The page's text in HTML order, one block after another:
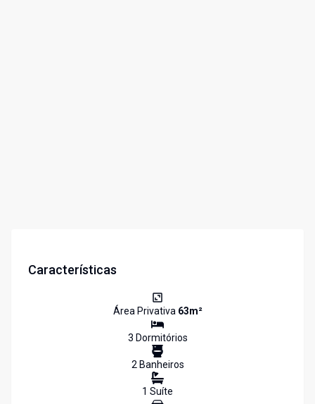
Características
Área Privativa 63m²
3 Dormitórios
2Banheiros
1 Suíte